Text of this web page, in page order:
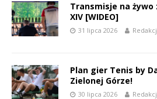
Transmisje na żywo
XIV [WIDEO]
31 lipca 2026
Plan gier Tenis by
Zielonej Górze!
30 lipca 2026